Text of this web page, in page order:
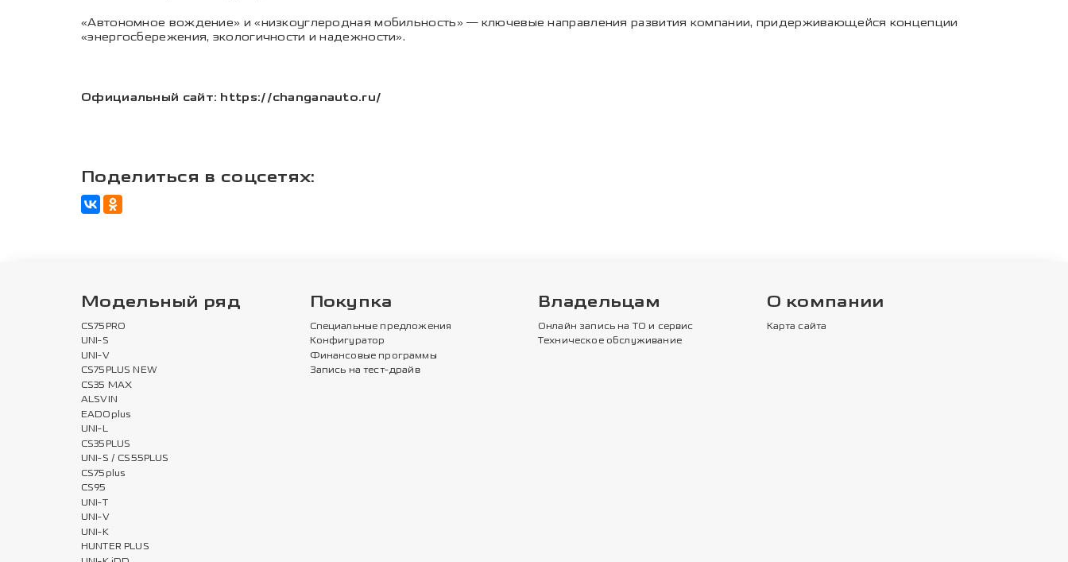
«Автономное вождение» и «низкоуглеродная мобильность» — ключевые направления развития компании, придерживающейся концепции
«энергосбережения, экологичности и надежности».
Официальный сайт: https://changanauto.ru/
Поделиться в соцсетях:
Модельный ряд
CS75PRO
UNI-S
UNI-V
CS75PLUS NEW
CS35 MAX
ALSVIN
EADOplus
UNI-L
CS35PLUS
UNI-S / CS55PLUS
CS75plus
CS95
UNI-T
UNI-V
UNI-K
HUNTER PLUS
Покупка
Специальные предложения
Конфигуратор
Финансовые программы
Запись на тест-драйв
Владельцам
Онлайн запись на ТО и сервис
Техническое обслуживание
О компании
Карта сайта